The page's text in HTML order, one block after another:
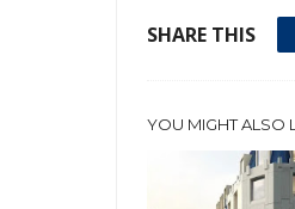
SHARE THIS
YOU MIGHT ALSO